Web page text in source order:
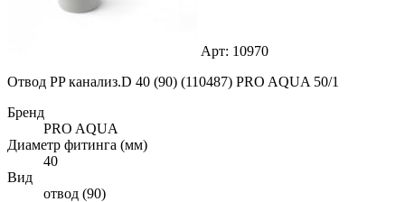
Арт: 10970
Отвод PP канализ.D 40 (90) (110487) PRO AQUA 50/1
Бренд
PRO AQUA
Диаметр фитинга (мм)
40
Вид
отвод (90)